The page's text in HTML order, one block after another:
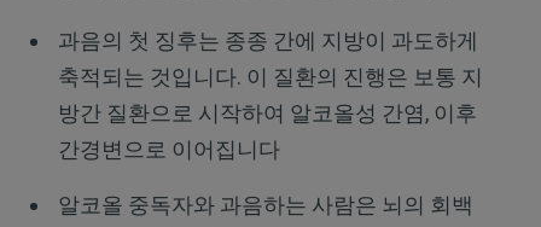
과음의 첫 징후는 종종 간에 지방이 과도하게
축적되는 것입니다. 이 질환의 진행은 보통 지
방간 질환으로 시작하여 알코올성 간염, 이후
간경변으로 이어집니다
알코올 중독자와 과음하는 사람은 뇌의 회백